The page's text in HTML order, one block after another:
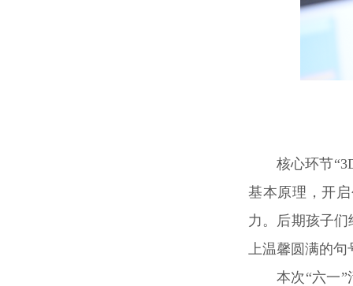
核心环节
基本原理，开
力。后期孩子
上温馨圆满的句
本次“六一